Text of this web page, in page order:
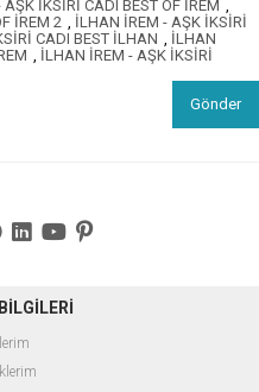
İKSİRİ CADI BEST OF İREM ,
İREM 2 , İLHAN İREM - AŞK İKSİRİ
CADI BEST İLHAN , İLHAN
, İLHAN İREM - AŞK İKSİRİ
Gönder